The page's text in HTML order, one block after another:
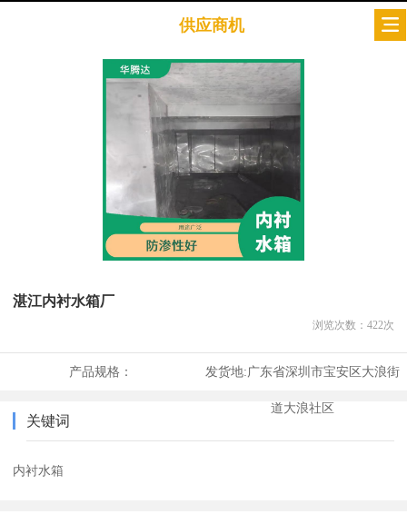
供应商机
湛江内衬水箱厂
浏览次数： 422次
产品规格： 发货地:广东省深圳市宝安区大浪街
道大浪社区
关键词
内衬水箱